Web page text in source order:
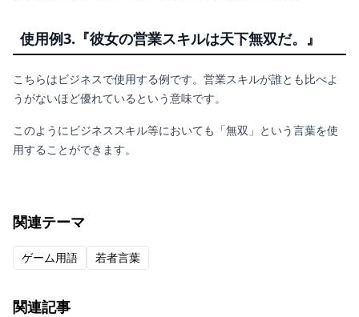
使用例3.『彼女の営業スキルは天下無双だ。』
こちらはビジネスで使用する例です。営業スキルが誰とも比べよ
うがないほど優れているという意味です。
このようにビジネススキル等においても「無双」という言葉を使
用することができます。
関連テーマ
ゲーム用語 若者言葉
関連記事